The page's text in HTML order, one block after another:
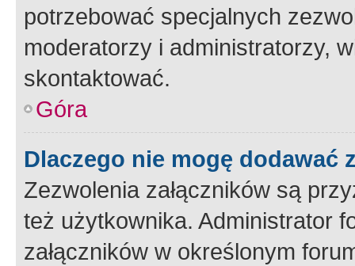
potrzebować specjalnych
moderatorzy i administratorzy,
skontaktować.
Góra
Dlaczego nie mogę dodawać
Zezwolenia załączników są
też użytkownika. Administrator
załączników w określonym